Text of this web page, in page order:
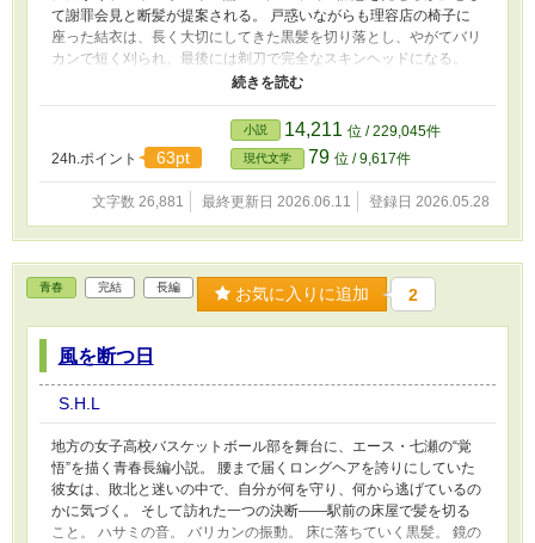
て謝罪会見と断髪が提案される。 戸惑いながらも理容店の椅子に
座った結衣は、長く大切にしてきた黒髪を切り落とし、やがてバリ
カンで短く刈られ、最後には剃刀で完全なスキンヘッドになる。
床に落ちる髪の束、変わっていく自分のシルエット、そして無数の
フラッシュの中での謝罪――。 しかし、髪を失ったことで彼女は
初めて気づく。 自分を守っていたのは髪ではなく、「世間が作っ
たイメージ」だったのかもしれないということに。 丸い頭で過ご
す日々の中、剥き出しになった自分と向き合いながら、結衣は少し
ずつ新しい人生を選び始める。 そして髪が再び伸びていく頃、彼
女はもう一度理容店の椅子に座る――今度は、誰かのためではな
く、自分の意思で。 髪を断たれた女性が、自分の輪郭を取り戻し
て「自分を選び直す決意」へと変わっていく、再生の物語である。
24h.ポイント 63pt
小説 14,211 位 / 229,045件
現代文学 79 位 / 9,617件
文字数 26,881 最終更新日 2026.06.11 登録日 2026.05.28
青春 完結 長編 お気に入りに追加 2
風を断つ日
S.H.L
地方の女子高校バスケットボール部を舞台に、エース・七瀬の“覚
悟”を描く青春長編小説。 腰まで届くロングヘアを誇りにしていた
彼女は、敗北と迷いの中で、自分が何を守り、何から逃げているの
かに気づく。 そして訪れた一つの決断――駅前の床屋で髪を切る
こと。 ハサミの音。 バリカンの振動。 床に落ちていく黒髪。 鏡の